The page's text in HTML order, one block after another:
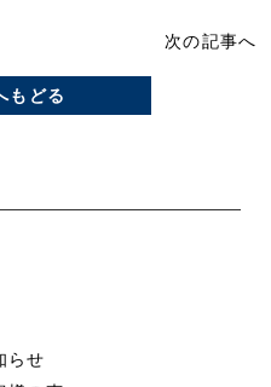
次の記事へ
もどる
らせ